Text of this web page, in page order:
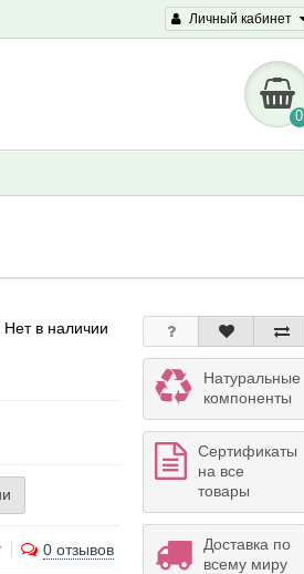
Личный кабинет
0
Нет в наличии
0 отзывов
Натуральные
компоненты
Сертификаты
на все
товары
Доставка по
всему миру